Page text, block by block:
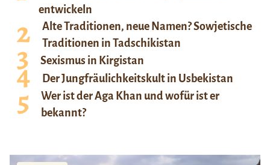
entwickeln
Alte Traditionen, neue Namen? Sowjetische
Traditionen in Tadschikistan
Sexismus in Kirgistan
Der Jungfräulichkeitskult in Usbekistan
Wer ist der Aga Khan und wofür ist er
bekannt?